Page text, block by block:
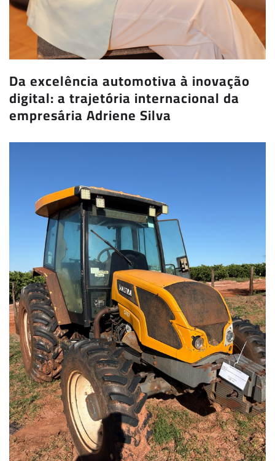
Da excelência automotiva à inovação
digital: a trajetória internacional da
empresária Adriene Silva